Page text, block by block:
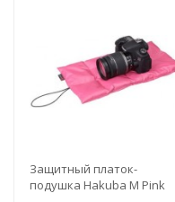
Защитный платок-
подушка Hakuba M Pink